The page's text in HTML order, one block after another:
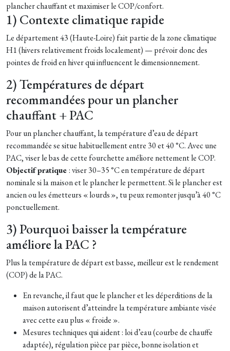
plancher chauffant et maximiser le COP/confort.
1) Contexte climatique rapide
Le département 43 (Haute-Loire) fait partie de la zone climatique
H1 (hivers relativement froids localement) — prévoir donc des
pointes de froid en hiver qui influencent le dimensionnement.
2) Températures de départ
recommandées pour un plancher
chauffant + PAC
Pour un plancher chauffant, la température d’eau de départ
recommandée se situe habituellement entre 30 et 40 °C. Avec une
PAC, viser le bas de cette fourchette améliore nettement le COP.
Objectif pratique: viser 30–35 °C en température de départ
nominale si la maison et le plancher le permettent. Si le plancher est
ancien ou les émetteurs « lourds », tu peux remonter jusqu’à 40 °C
ponctuellement.
3) Pourquoi baisser la température
améliore la PAC ?
Plus la température de départ est basse, meilleur est le rendement
(COP) de la PAC.
En revanche, il faut que le plancher et les déperditions de la
maison autorisent d’atteindre la température ambiante visée
avec cette eau plus « froide ».
Mesures techniques qui aident : loi d’eau (courbe de chauffe
adaptée), régulation pièce par pièce, bonne isolation et